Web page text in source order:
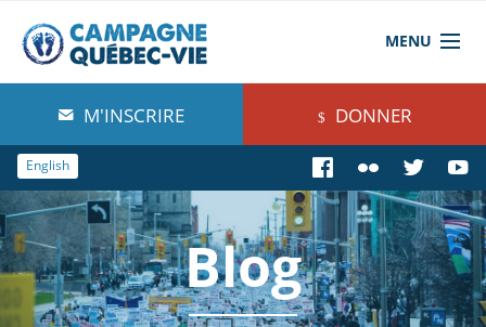
MENU
À propos de nous
Blog
Comprendre
Agir
Boutique
M'INSCRIRE DONNER
English
Blog